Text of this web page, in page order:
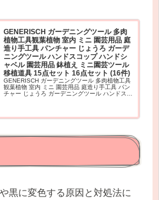
GENERISCH ガーデニングツール 多肉
植物工具観葉植物 室内 ミニ 園芸用品 庭
造り手工具 パンチャー じょうろ ガーデ
ニングツール ハンドスコップ ハンドシ
ャベル 園芸用品 鉢植え ミニ園芸ツール
移植道具 15点セット 16点セット (16件)
GENERISCH ガーデニングツール 多肉植物工具
観葉植物 室内 ミニ 園芸用品 庭造り手工具 パン
チャー じょうろ ガーデニングツール ハンドスコ
黒に変色する原因と対処法に